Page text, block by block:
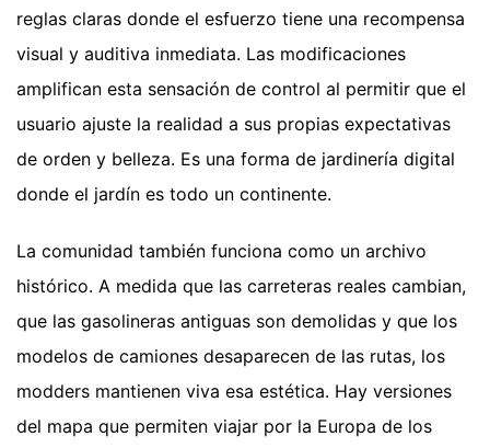
reglas claras donde el esfuerzo tiene una recompensa
visual y auditiva inmediata. Las modificaciones
amplifican esta sensación de control al permitir que el
usuario ajuste la realidad a sus propias expectativas
de orden y belleza. Es una forma de jardinería digital
donde el jardín es todo un continente.
La comunidad también funciona como un archivo
histórico. A medida que las carreteras reales cambian,
que las gasolineras antiguas son demolidas y que los
modelos de camiones desaparecen de las rutas, los
modders mantienen viva esa estética. Hay versiones
del mapa que permiten viajar por la Europa de los